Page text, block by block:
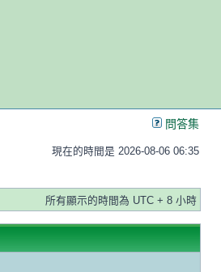
問答集
現在的時間是 2026-08-06 06:35
所有顯示的時間為 UTC + 8 小時